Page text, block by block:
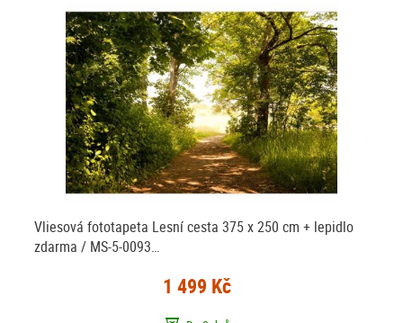
Vliesová fototapeta Lesní cesta 375 x 250 cm + lepidlo
zdarma / MS-5-0093…
1 499 Kč